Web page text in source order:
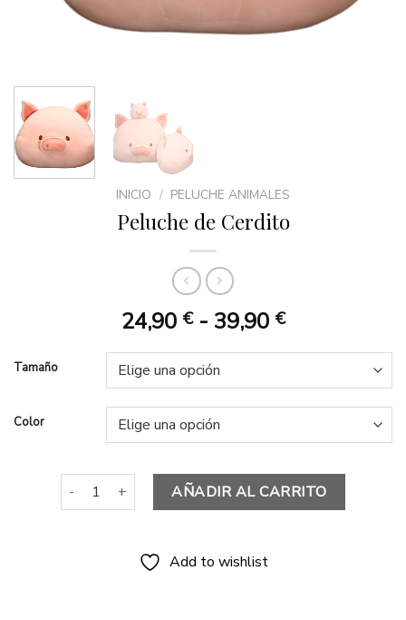
INICIO / PELUCHE ANIMALES
Peluche de Cerdito
24,90 € - 39,90 €Rango
desde
24,90 €
39,90 €
Tamaño
Color
Peluche de Cerdito cantidadAÑADIR AL CARRITO
Add to wishlist